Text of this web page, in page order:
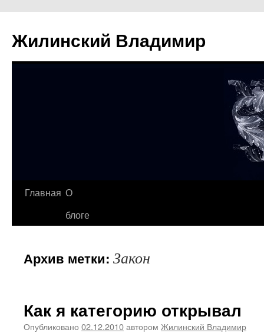
Жилинский Владимир
Перейти
Главная О
блоге
Архив метки: Закон
Как я категорию открывал
Опубликовано 02.12.2010автором Жилинский Владимир